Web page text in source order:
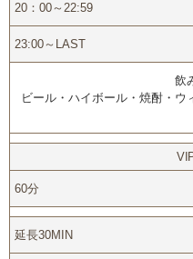
20：00～22:59
23:00～LAST
飲
ビール・ハイボール・焼酎・
60分
延長30MIN